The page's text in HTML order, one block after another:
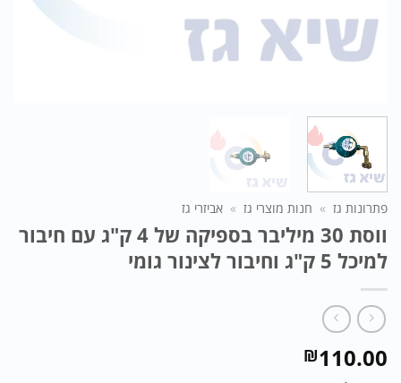
פתרונות גז » חנות מוצרי גז » אביזרי גז
ווסת 30 מיליבר בספיקה של 4 ק"ג עם חיבור
למיכל 5 ק"ג וחיבור לצינור גומי
₪110.00